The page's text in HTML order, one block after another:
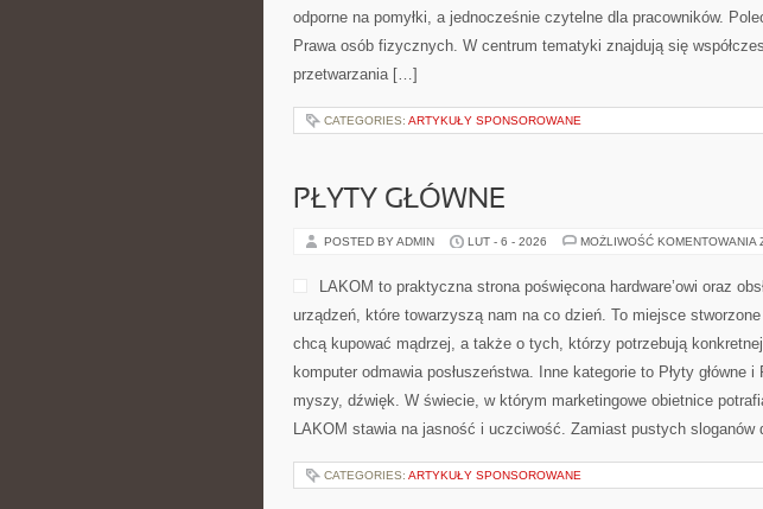
odporne na pomyłki, a jednocześnie czytelne dla pracowników.
Prawa osób fizycznych. W centrum tematyki znajdują się
przetwarzania […]
CATEGORIES: ARTYKUŁY SPONSOROWANE
PŁYTY GŁÓWNE
POSTED BY ADMIN LUT - 6 - 2026 MOŻLIWOŚĆ KOMENTOWANIA
LAKOM to praktyczna strona poświęcona hardware’owi oraz
urządzeń, które towarzyszą nam na co dzień. To miejsce
chcą kupować mądrzej, a także o tych, którzy potrzebują
komputer odmawia posłuszeństwa. Inne kategorie to Płyty główne
myszy, dźwięk. W świecie, w którym marketingowe obietnice
LAKOM stawia na jasność i uczciwość. Zamiast pustych
CATEGORIES: ARTYKUŁY SPONSOROWANE